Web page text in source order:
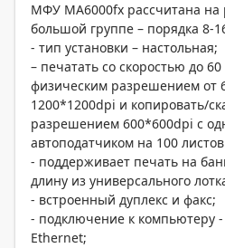
МФУ MA6000fx рассчитана на
большой группе – порядка 8-
- тип установки – настольная;
– печатать со скоростью до
физическим разрешением от
1200*1200dpi и копировать/
разрешением 600*600dpi с
автоподатчиком на 100
- поддерживает печать на
длину из универсального
- встроенный дуплекс и факс;
- подключение к компьютеру
Ethernet;